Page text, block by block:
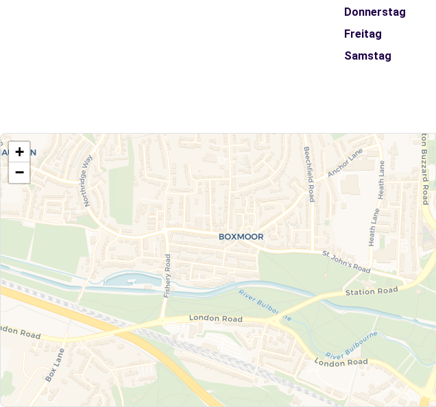
Donnerstag
Freitag
Samstag
+
−